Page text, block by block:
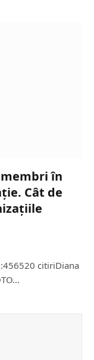
în
Cât de
citiriDiana